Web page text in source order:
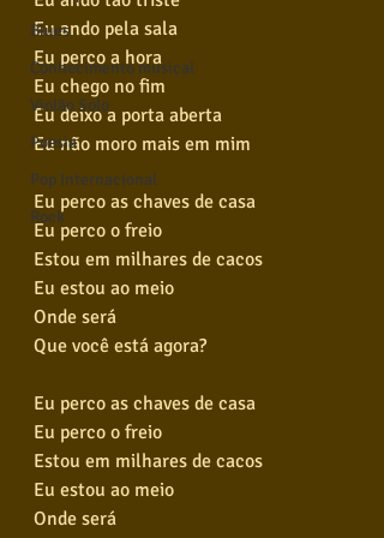
Blues
Conhecimento musical
Violão Solo
Poesia
Pop Internacional
Rock
Eu ando pela sala
Eu perco a hora
Eu chego no fim
Eu deixo a porta aberta
Eu não moro mais em mim
Eu perco as chaves de casa
Eu perco o freio
Estou em milhares de cacos
Eu estou ao meio
Onde será
Que você está agora?
Eu perco as chaves de casa
Eu perco o freio
Estou em milhares de cacos
Eu estou ao meio
Onde será